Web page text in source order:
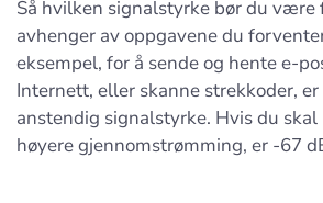
Så hvilken signalstyrke bør du være
avhenger av oppgavene du
eksempel, for å sende og hente e-
Internett, eller skanne strekkoder,
anstendig signalstyrke. Hvis du
høyere gjennomstrømming, er -67